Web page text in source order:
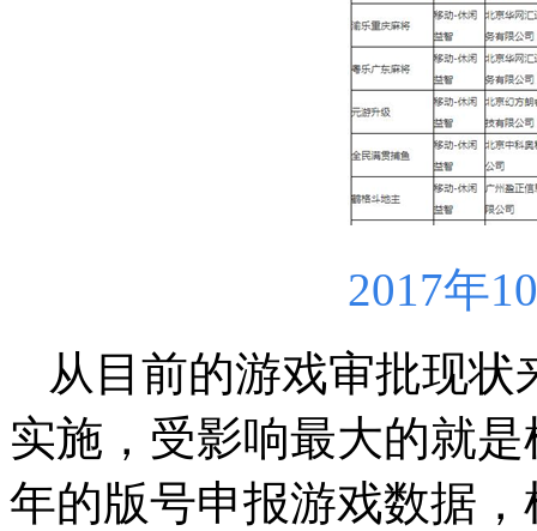
2017年
从目前的游戏审批现
实施，受影响最大的就
年的版号申报游戏数据